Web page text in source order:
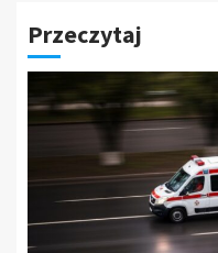
Przeczytaj